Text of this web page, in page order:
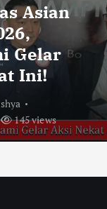
Asian
Gelar
Ini!
145 views